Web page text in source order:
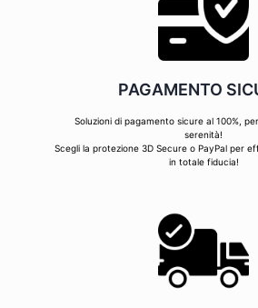
PAGAMENTO
Soluzioni di pagamento sicure al 100%,
serenità!
Scegli la protezione 3D Secure o PayPal per
in totale fiducia!